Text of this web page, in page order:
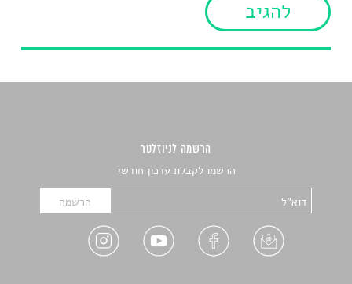
הרשמה לניוזלטר
הרשמו לקבלת עדכון חודשי